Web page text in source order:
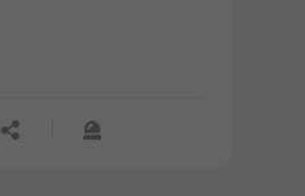
공유하기신고하기